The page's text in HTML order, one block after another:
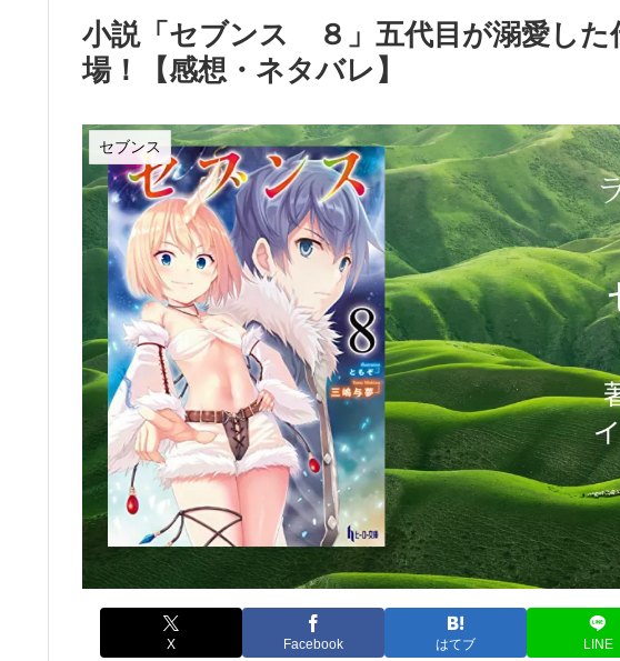
小説「セブンス ８」五代目が溺愛した
場！【感想・ネタバレ】
セブンス
X Facebook はてブ LINE